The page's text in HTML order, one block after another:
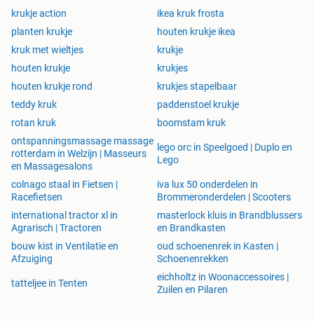
krukje action
ikea kruk frosta
planten krukje
houten krukje ikea
kruk met wieltjes
krukje
houten krukje
krukjes
houten krukje rond
krukjes stapelbaar
teddy kruk
paddenstoel krukje
rotan kruk
boomstam kruk
ontspanningsmassage massage
rotterdam in Welzijn | Masseurs
en Massagesalons
lego orc in Speelgoed | Duplo en
Lego
colnago staal in Fietsen |
Racefietsen
iva lux 50 onderdelen in
Brommeronderdelen | Scooters
international tractor xl in
Agrarisch | Tractoren
masterlock kluis in Brandblussers
en Brandkasten
bouw kist in Ventilatie en
Afzuiging
oud schoenenrek in Kasten |
Schoenenrekken
tatteljee in Tenten
eichholtz in Woonaccessoires |
Zuilen en Pilaren